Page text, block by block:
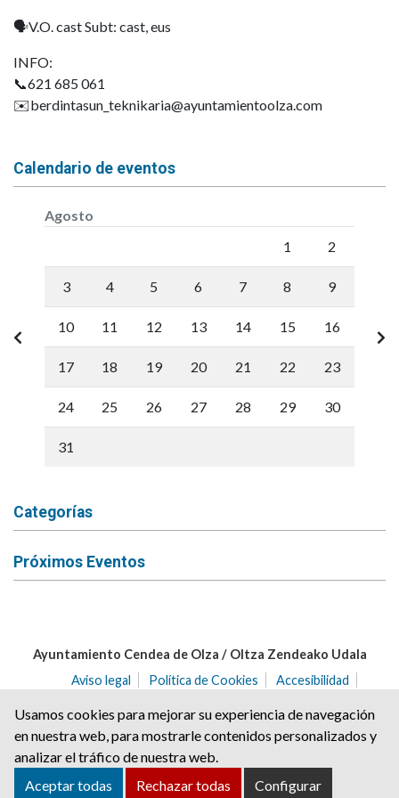
🗣️V.O. cast Subt: cast, eus
INFO:
📞621 685 061
✉️berdintasun_teknikaria@ayuntamientoolza.com
Calendario de eventos
Agosto
1 2
3 4 5 6 7 8 9
10 11 12 13 14 15 16
17 18 19 20 21 22 23
24 25 26 27 28 29 30
31
Categorías
Próximos Eventos
Ayuntamiento Cendea de Olza / Oltza Zendeako Udala
Aviso legal
Política de Cookies
Accesibilidad
C/ del Angulo nº 2 | C.P.: 31171 | Ororbia (NAVARRA)
Tel. 948 32 20 68 | Fax. 948 32 21 04
cendea@ayuntamientoolza.com
Usamos cookies para mejorar su experiencia de navegación
en nuestra web, para mostrarle contenidos personalizados y
analizar el tráfico de nuestra web.
Aceptar todas
Rechazar todas Configurar